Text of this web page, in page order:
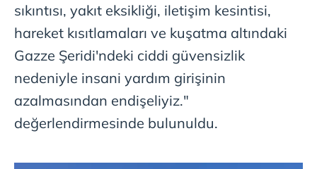
sıkıntısı, yakıt eksikliği, iletişim kesintisi,
hareket kısıtlamaları ve kuşatma altındaki
Gazze Şeridi'ndeki ciddi güvensizlik
nedeniyle insani yardım girişinin
azalmasından endişeliyiz."
değerlendirmesinde bulunuldu.